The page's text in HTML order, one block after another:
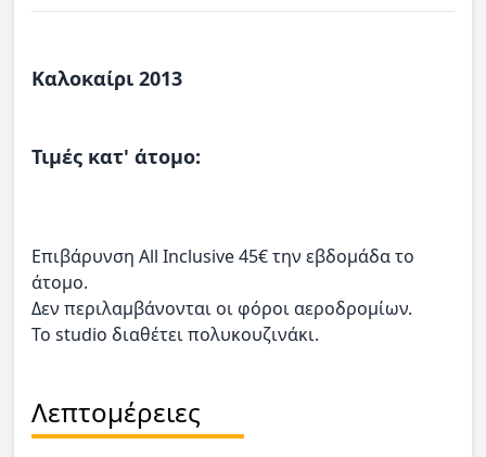
Καλοκαίρι 2013
Τιμές κατ' άτομο:
Επιβάρυνση All Inclusive 45€ την εβδομάδα το
άτομο.
Δεν περιλαμβάνονται οι φόροι αεροδρομίων.
Το studio διαθέτει πολυκουζινάκι.
Λεπτομέρειες